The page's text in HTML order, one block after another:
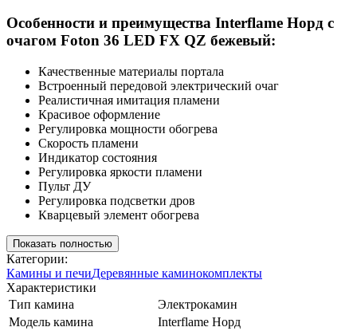
Особенности и преимущества Interflame Норд с
очагом Foton 36 LED FX QZ бежевый:
Качественные материалы портала
Встроенный передовой электрический очаг
Реалистичная имитация пламени
Красивое оформление
Регулировка мощности обогрева
Скорость пламени
Индикатор состояния
Регулировка яркости пламени
Пульт ДУ
Регулировка подсветки дров
Кварцевый элемент обогрева
Показать полностью
Категории:
Камины и печиДеревянные каминокомплекты
Характеристики
Тип камина
Электрокамин
Модель камина
Interflame Норд